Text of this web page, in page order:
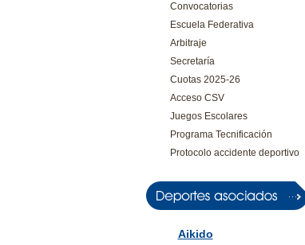
Convocatorias
Escuela Federativa
Arbitraje
Secretaría
Cuotas 2025-26
Acceso CSV
Juegos Escolares
Programa Tecnificación
Protocolo accidente deportivo
Aikido